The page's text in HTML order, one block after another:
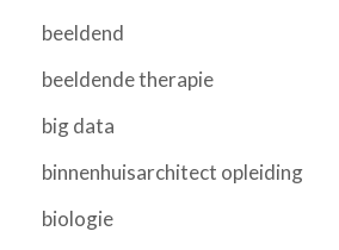
beeldend
beeldende therapie
big data
binnenhuisarchitect opleiding
biologie